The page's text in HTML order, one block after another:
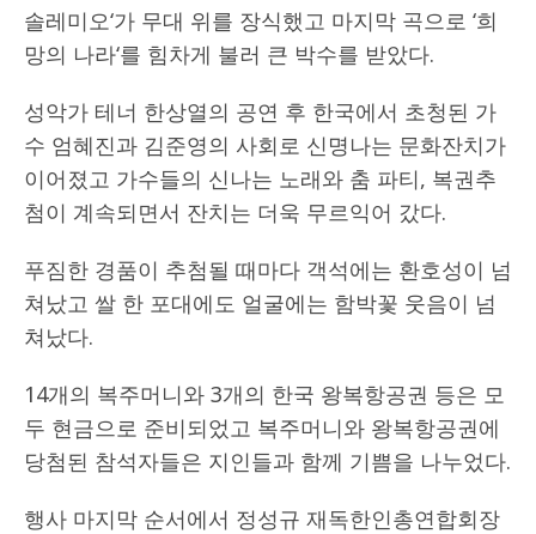
솔레미오‘가 무대 위를 장식했고 마지막 곡으로 ‘희
망의 나라‘를 힘차게 불러 큰 박수를 받았다.
성악가 테너 한상열의 공연 후 한국에서 초청된 가
수 엄혜진과 김준영의 사회로 신명나는 문화잔치가
이어졌고 가수들의 신나는 노래와 춤 파티, 복권추
첨이 계속되면서 잔치는 더욱 무르익어 갔다.
푸짐한 경품이 추첨될 때마다 객석에는 환호성이 넘
쳐났고 쌀 한 포대에도 얼굴에는 함박꽃 웃음이 넘
쳐났다.
14개의 복주머니와 3개의 한국 왕복항공권 등은 모
두 현금으로 준비되었고 복주머니와 왕복항공권에
당첨된 참석자들은 지인들과 함께 기쁨을 나누었다.
행사 마지막 순서에서 정성규 재독한인총연합회장